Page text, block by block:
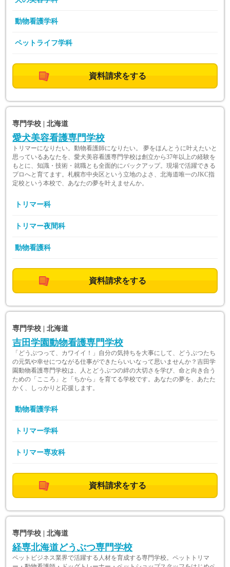
動物看護学科
ペットライフ学科
資料請求をする
専門学校 | 北海道
愛犬美容看護専門学校
トリマーになりたい。動物看護師になりたい。 夢をほんとうに叶えたいと
思っているあなたを、愛犬美容看護専門学校は創立から37年以上の経験を
もとに、知識・技術・就職とも全面的にバックアップ。現場で活躍できる
プロへと育てます。札幌市中央区という立地のよさ、北海道唯一のJKC指
定校という本校で、あなたの夢を叶えませんか。
トリマー科
トリマー夜間科
動物看護科
資料請求をする
専門学校 | 北海道
吉田学園動物看護専門学校
「どうぶつって、カワイイ！」自分の気持ちを大事にして、どうぶつたち
の元気や幸せにつながる仕事ができたらいいなって思いませんか？吉田学
園動物看護専門学校は、人とどうぶつの絆の大切さを学び、命と向き合う
ための「こころ」と「ちから」を育てる学校です。あなたの夢を、あたた
かく、しっかりと応援します。
動物看護学科
トリマー学科
トリマー専攻科
資料請求をする
専門学校 | 北海道
経専北海道どうぶつ専門学校
ペットビジネス業界で活躍する人材を育成する専門学校。ペットトリマ